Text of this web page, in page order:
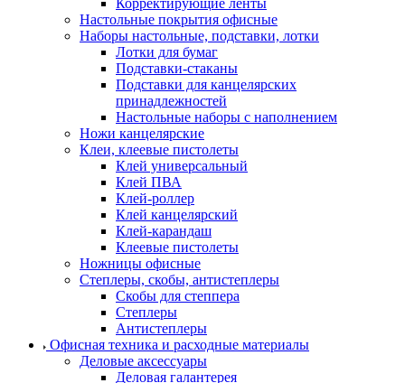
Корректирующие ленты
Настольные покрытия офисные
Наборы настольные, подставки, лотки
Лотки для бумаг
Подставки-стаканы
Подставки для канцелярских
принадлежностей
Настольные наборы с наполнением
Ножи канцелярские
Клеи, клеевые пистолеты
Клей универсальный
Клей ПВА
Клей-роллер
Клей канцелярский
Клей-карандаш
Клеевые пистолеты
Ножницы офисные
Степлеры, скобы, антистеплеры
Скобы для степпера
Степлеры
Антистеплеры
Офисная техника и расходные материалы
Деловые аксессуары
Деловая галантерея